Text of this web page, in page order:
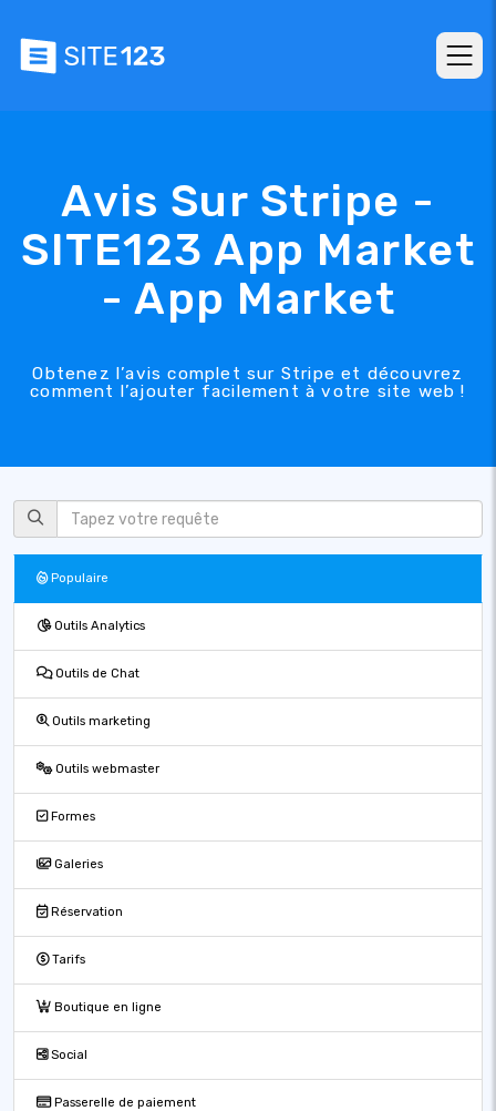
Avis Sur Stripe -
SITE123 App Market
- App Market
Obtenez l’avis complet sur Stripe et découvrez
comment l’ajouter facilement à votre site web !
Populaire
Outils Analytics
Outils de Chat
Outils marketing
Outils webmaster
Formes
Galeries
Réservation
Tarifs
Boutique en ligne
Social
Passerelle de paiement